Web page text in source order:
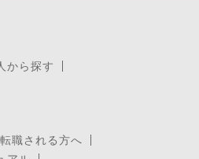
から探す
職される方へ